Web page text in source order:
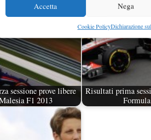
Accetta Nega
Cookie PolicyDichiarazione
sessione prove libere
F1 2013
Risultati prima